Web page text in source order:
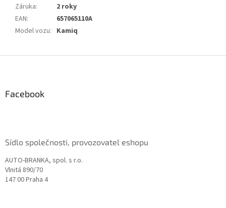
Záruka:
2 roky
EAN:
657065110A
Model vozu: Kamiq
Facebook
Sídlo společnosti, provozovatel eshopu
AUTO-BRANKA, spol. s r.o.
Vlnitá 890/70
147 00 Praha 4